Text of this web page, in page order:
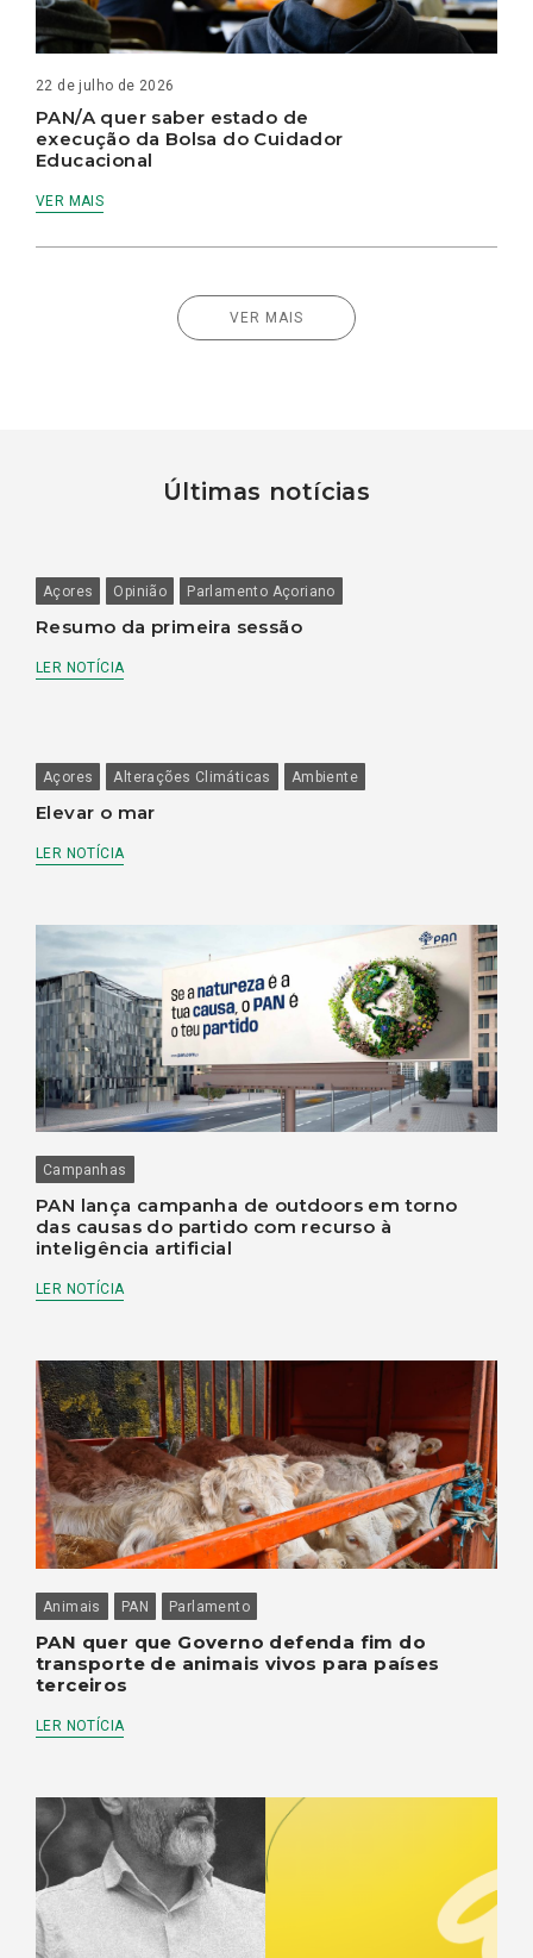
22 de julho de 2026
PAN/A quer saber estado de
execução da Bolsa do Cuidador
Educacional
VER MAIS
VER MAIS
Últimas notícias
Açores Opinião Parlamento Açoriano
Resumo da primeira sessão
LER NOTÍCIA
Açores Alterações Climáticas Ambiente
Elevar o mar
LER NOTÍCIA
Campanhas
PAN lança campanha de outdoors em torno
das causas do partido com recurso à
inteligência artificial
LER NOTÍCIA
Animais PAN Parlamento
PAN quer que Governo defenda fim do
transporte de animais vivos para países
terceiros
LER NOTÍCIA